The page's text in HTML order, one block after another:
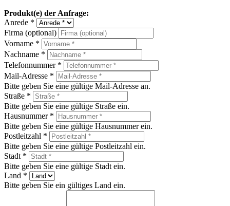
Produkt(e) der Anfrage:
Anrede *
Firma (optional)
Vorname *
Nachname *
Telefonnummer *
Mail-Adresse *
Bitte geben Sie eine gültige Mail-Adresse an.
Straße *
Bitte geben Sie eine gültige Straße ein.
Hausnummer *
Bitte geben Sie eine gültige Hausnummer ein.
Postleitzahl *
Bitte geben Sie eine gültige Postleitzahl ein.
Stadt *
Bitte geben Sie eine gültige Stadt ein.
Land *
Bitte geben Sie ein gültiges Land ein.